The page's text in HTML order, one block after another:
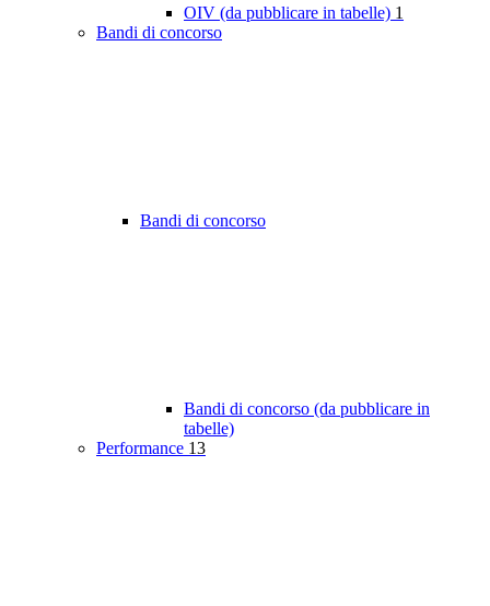
OIV (da pubblicare in tabelle) 1
Bandi di concorso
Bandi di concorso
Bandi di concorso (da pubblicare in
tabelle)
Performance 13